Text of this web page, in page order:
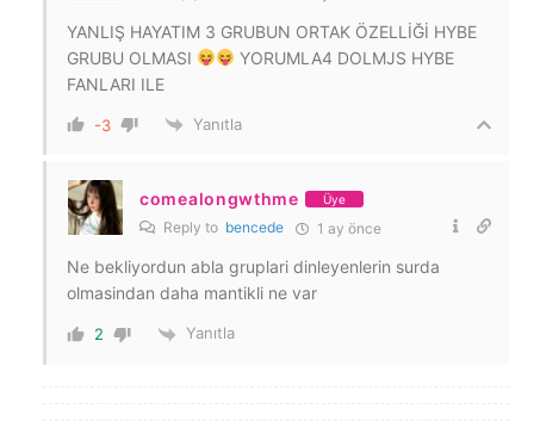
YANLIŞ HAYATIM 3 GRUBUN ORTAK ÖZELLİĞİ HYBE
GRUBU OLMASI
YORUMLA4 DOLMJS HYBE
FANLARI ILE
-3 Yanıtla
comealongwthme Üye
Reply to bencede 1 ay önce
Ne bekliyordun abla gruplari dinleyenlerin surda
olmasindan daha mantikli ne var
2 Yanıtla